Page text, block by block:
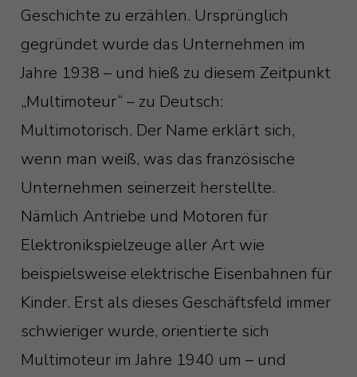
Geschichte zu erzählen. Ursprünglich
gegründet wurde das Unternehmen im
Jahre 1938 – und hieß zu diesem Zeitpunkt
„Multimoteur“ – zu Deutsch:
Multimotorisch. Der Name erklärt sich,
wenn man weiß, was das französische
Unternehmen seinerzeit herstellte.
Nämlich Antriebe und Motoren für
Elektronikspielzeuge aller Art wie
beispielsweise elektrische Eisenbahnen für
Kinder. Erst als dieses Geschäftsfeld immer
schwieriger wurde, orientierte sich
Multimoteur im Jahre 1940 um – und